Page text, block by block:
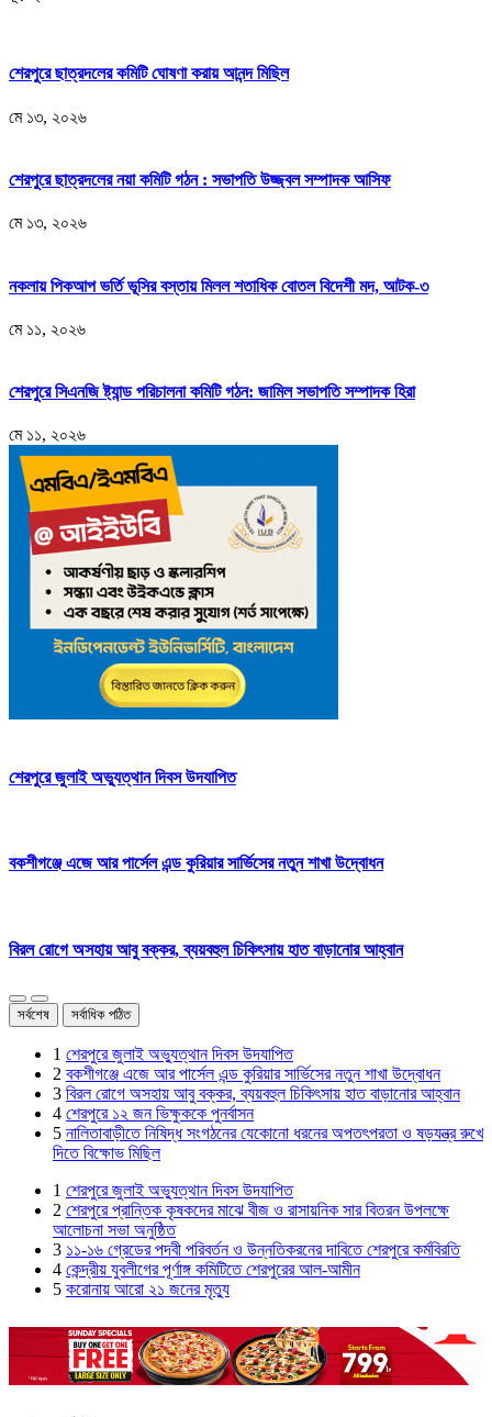
শেরপুরে ছাত্রদলের কমিটি ঘোষণা করায় আনন্দ মিছিল
মে ১৩, ২০২৬
শেরপুরে ছাত্রদলের নয়া কমিটি গঠন : সভাপতি উজ্জ্বল সম্পাদক আসিফ
মে ১৩, ২০২৬
নকলায় পিকআপ ভর্তি ভূসির বস্তায় মিলল শতাধিক বোতল বিদেশী মদ, আটক-৩
মে ১১, ২০২৬
শেরপুরে সিএনজি ষ্ট্যান্ড পরিচালনা কমিটি গঠন: জামিল সভাপতি সম্পাদক হিরা
মে ১১, ২০২৬
শেরপুরে জুলাই অভ্যুত্থান দিবস উদযাপিত
বকশীগঞ্জে এজে আর পার্সেল এন্ড কুরিয়ার সার্ভিসের নতুন শাখা উদ্বোধন
বিরল রোগে অসহায় আবু বক্কর, ব্যয়বহুল চিকিৎসায় হাত বাড়ানোর আহ্বান
সর্বশেষ সর্বাধিক পঠিত
1 শেরপুরে জুলাই অভ্যুত্থান দিবস উদযাপিত
2 বকশীগঞ্জে এজে আর পার্সেল এন্ড কুরিয়ার সার্ভিসের নতুন শাখা উদ্বোধন
3 বিরল রোগে অসহায় আবু বক্কর, ব্যয়বহুল চিকিৎসায় হাত বাড়ানোর আহ্বান
4 শেরপুরে ১২ জন ভিক্ষুককে পুনর্বাসন
5 নালিতাবাড়ীতে নিষিদ্ধ সংগঠনের যেকোনো ধরনের অপতৎপরতা ও ষড়যন্ত্র রুখে
দিতে বিক্ষোভ মিছিল
1 শেরপুরে জুলাই অভ্যুত্থান দিবস উদযাপিত
2 শেরপুরে প্রান্তিক কৃষকদের মাঝে বীজ ও রাসায়নিক সার বিতরন উপলক্ষে
আলোচনা সভা অনুষ্ঠিত
3 ১১-১৬ গ্রেডের পদবী পরিবর্তন ও উন্নতিকরনের দাবিতে শেরপুরে কর্মবিরতি
4 কেন্দ্রীয় যুবলীগের পূর্ণাঙ্গ কমিটিতে শেরপুরের আল-আমীন
5 করোনায় আরো ২১ জনের মৃত্যু